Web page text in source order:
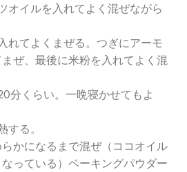
オイルを入れてよく混ぜながら
れてよくまぜる。つぎにアーモ
ぜ、最後に米粉を入れてよく混
分くらい。一晩寝かせてもよ
る。
かになるまで混ぜ（ココオイル
っている）ベーキングパウダー